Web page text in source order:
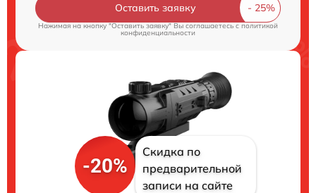
Оставить заявку
Нажимая на кнопку "Оставить заявку" Вы соглашаетесь cполитикой
конфиденциальности
-20%
Скидка по
предварительной
записи на сайте